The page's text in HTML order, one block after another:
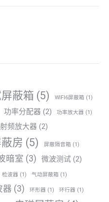
蔽箱 (5) WIFI6屏蔽箱 (1)
功率分配器 (2) 功率放大器 (1)
射频放大器 (2)
房 (5) 屏蔽隔音箱 (1)
暗室 (3) 微波测试 (2)
检波器 (1) 气动屏蔽箱 (1)
器 (3) 环形器 (1) 环行器 (1)